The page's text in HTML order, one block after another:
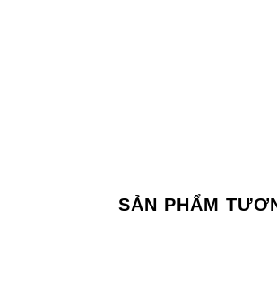
SẢN PHẨM